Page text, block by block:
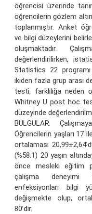
öğrencisi üzerinde
öğrencilerin gözlem
toplanmıştır. Anket
ve bilgi düzeylerini
oluşmaktadır.
değerlendirilirken,
Statistics 22 programı
ikiden fazla grup arası
testi, farklılığa neden
Whitney U post hoc
düzeyinde
BULGULAR:
Öğrencilerin yaşları 17
ortalaması
(%58.1) 20 yaşın
önce mesleki eğitim
çalışma deneyimi
enfeksiyonları bilgi
değişmekte olup,
80’dir.